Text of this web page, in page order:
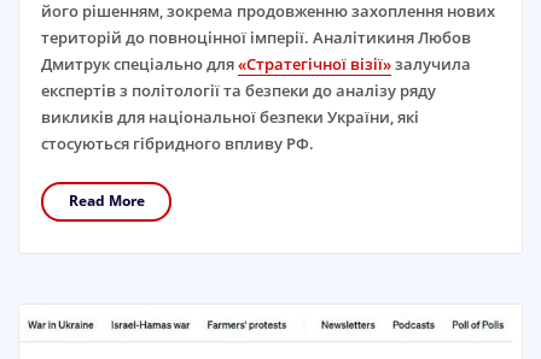
його рішенням, зокрема продовженню захоплення нових
територій до повноцінної імперії. Аналітикиня Любов
Дмитрук спеціально для«Стратегічної візії»залучила
експертів з політології та безпеки до аналізу ряду
викликів для національної безпеки України, які
стосуються гібридного впливу РФ.
Read More